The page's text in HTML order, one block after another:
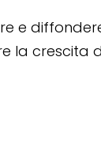
e
la crescita